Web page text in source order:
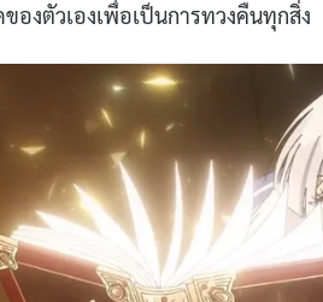
องตัวเองเพื่อเป็นการทวงคืนทุกสิ่ง